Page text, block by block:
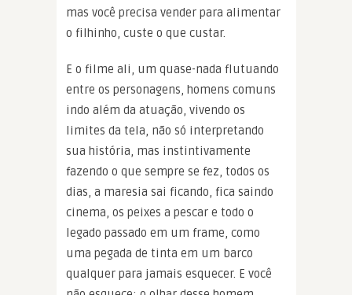
mas você precisa vender para alimentar
o filhinho, custe o que custar.
E o filme ali, um quase-nada flutuando
entre os personagens, homens comuns
indo além da atuação, vivendo os
limites da tela, não só interpretando
sua história, mas instintivamente
fazendo o que sempre se fez, todos os
dias, a maresia sai ficando, fica saindo
cinema, os peixes a pescar e todo o
legado passado em um frame, como
uma pegada de tinta em um barco
qualquer para jamais esquecer. E você